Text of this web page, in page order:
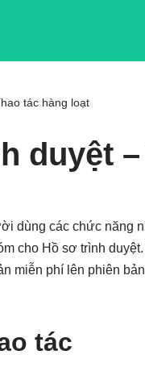
tác hàng loạt
duyệt
dùng các chức năng
cho Hồ sơ trình
miễn phí lên phiên
tác